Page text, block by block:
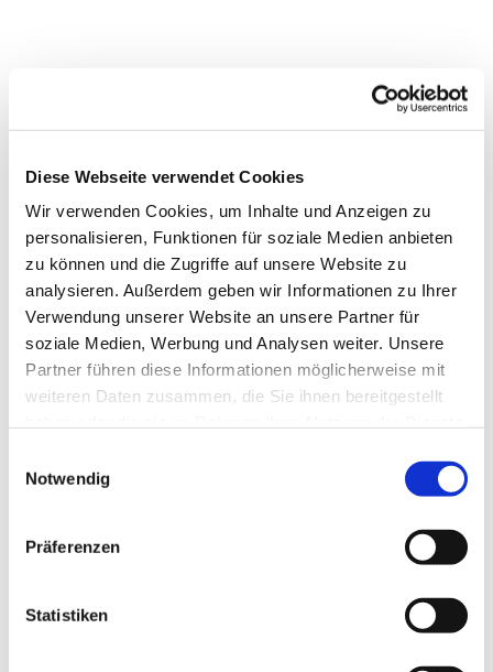
Diese Webseite verwendet Cookies
Wir verwenden Cookies, um Inhalte und Anzeigen zu
personalisieren, Funktionen für soziale Medien anbieten
zu können und die Zugriffe auf unsere Website zu
analysieren. Außerdem geben wir Informationen zu Ihrer
Verwendung unserer Website an unsere Partner für
soziale Medien, Werbung und Analysen weiter. Unsere
Partner führen diese Informationen möglicherweise mit
weiteren Daten zusammen, die Sie ihnen bereitgestellt
Notwendig
Präferenzen
Statistiken
Dies könnte Sie auch
interessieren